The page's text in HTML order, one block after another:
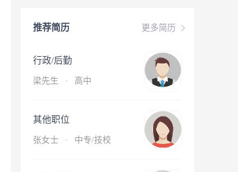
更多简历
推荐简历
行政/后勤
梁先生 · 高中
其他职位
张女士 · 中专/技校